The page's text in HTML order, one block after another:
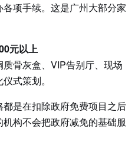
项手续。这是广州大部分家
元以上
骨灰盒、VIP告别厅、现场
式策划。
是在扣除政府免费项目之后
构不会把政府减免的基础服